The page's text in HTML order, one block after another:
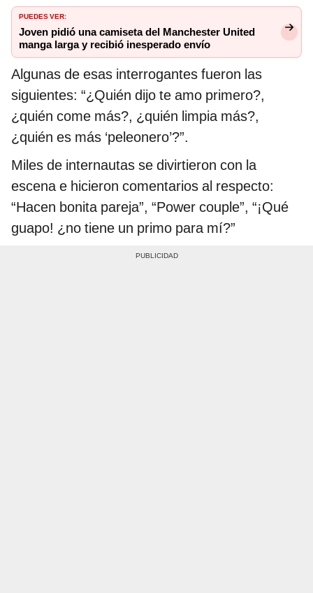
PUEDES VER:
Joven pidió una camiseta del Manchester United
manga larga y recibió inesperado envío
Algunas de esas interrogantes fueron las
siguientes: “¿Quién dijo te amo primero?,
¿quién come más?, ¿quién limpia más?,
¿quién es más ‘peleonero’?”.
Miles de internautas se divirtieron con la
escena e hicieron comentarios al respecto:
“Hacen bonita pareja”, “Power couple”, “¡Qué
guapo! ¿no tiene un primo para mí?”